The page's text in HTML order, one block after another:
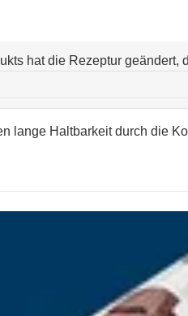
hat die Rezeptur
lange Haltbarkeit durch die